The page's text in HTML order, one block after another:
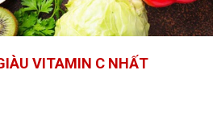
VITAMIN C NHẤT